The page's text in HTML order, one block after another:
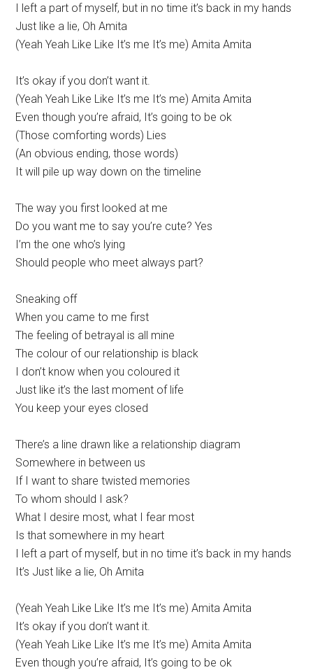
I left a part of myself, but in no time it’s back in my hands
Just like a lie, Oh Amita
(Yeah Yeah Like Like It’s me It’s me) Amita Amita
It’s okay if you don’t want it.
(Yeah Yeah Like Like It’s me It’s me) Amita Amita
Even though you’re afraid, It’s going to be ok
(Those comforting words) Lies
(An obvious ending, those words)
It will pile up way down on the timeline
The way you first looked at me
Do you want me to say you’re cute? Yes
I’m the one who’s lying
Should people who meet always part?
Sneaking off
When you came to me first
The feeling of betrayal is all mine
The colour of our relationship is black
I don’t know when you coloured it
Just like it’s the last moment of life
You keep your eyes closed
There’s a line drawn like a relationship diagram
Somewhere in between us
If I want to share twisted memories
To whom should I ask?
What I desire most, what I fear most
Is that somewhere in my heart
I left a part of myself, but in no time it’s back in my hands
It’s Just like a lie, Oh Amita
(Yeah Yeah Like Like It’s me It’s me) Amita Amita
It’s okay if you don’t want it.
(Yeah Yeah Like Like It’s me It’s me) Amita Amita
Even though you’re afraid, It’s going to be ok